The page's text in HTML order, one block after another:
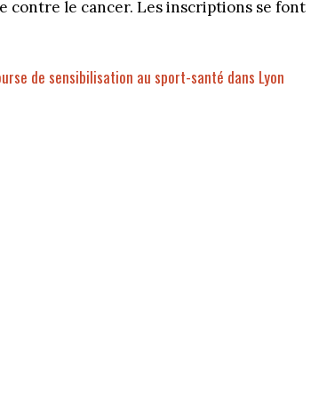
contre le cancer. Les inscriptions se font
de sensibilisation au sport-santé dans Lyon